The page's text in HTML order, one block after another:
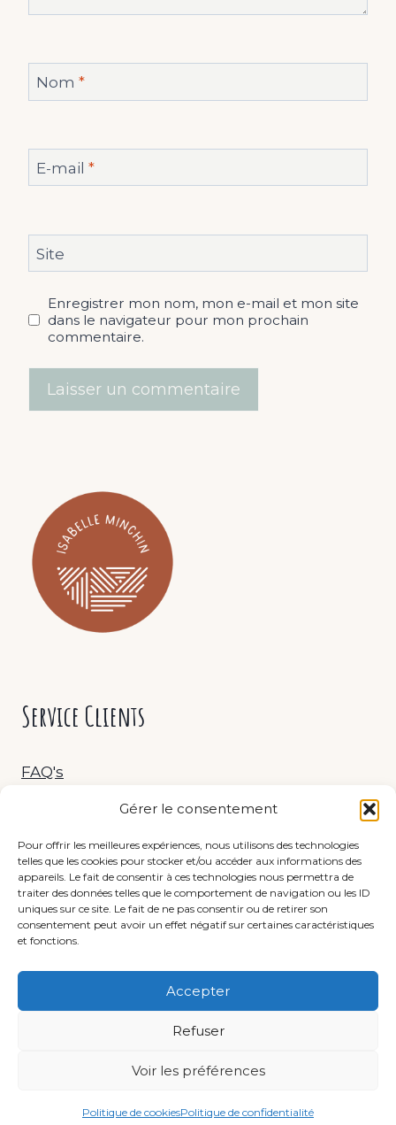
Gérer le consentement
Pour offrir les meilleures expériences, nous utilisons des technologies
telles que les cookies pour stocker et/ou accéder aux informations des
appareils. Le fait de consentir à ces technologies nous permettra de
traiter des données telles que le comportement de navigation ou les ID
uniques sur ce site. Le fait de ne pas consentir ou de retirer son
consentement peut avoir un effet négatif sur certaines caractéristiques
et fonctions.
Accepter
Refuser
Voir les préférences
Politique de cookiesPolitique de confidentialité
Nom *
E-mail *
Site
Enregistrer mon nom, mon e-mail et mon site
dans le navigateur pour mon prochain
commentaire.
Service Clients
FAQ's
C.G.V.
© 2023 Isabelle Minchin
C.G.V. Mentions Légales